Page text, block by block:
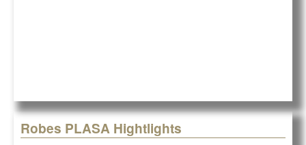
Robes PLASA Hightlights